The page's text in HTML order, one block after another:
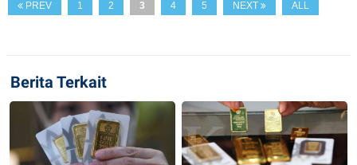
A
S
N
N
I
V
PREV 1 2 3 4 5 NEXT ALL
Berita Terkait